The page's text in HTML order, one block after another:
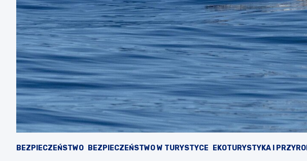
BEZPIECZEŃSTWO BEZPIECZEŃSTWO W TURYSTYCE EKOTURYSTYKA I